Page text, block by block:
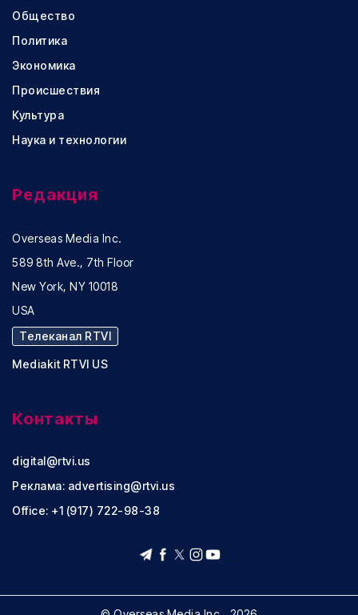
Общество
Политика
Экономика
Происшествия
Культура
Наука и технологии
Редакция
Overseas Media Inc.
589 8th Ave., 7th Floor
New York, NY 10018
USA
Телеканал RTVI
Mediakit RTVI US
Контакты
digital@rtvi.us
Реклама: advertising@rtvi.us
Office: +1 (917) 722-98-38